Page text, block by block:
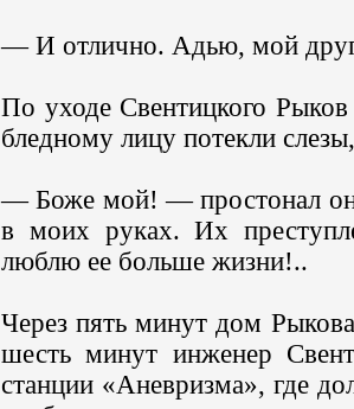
— И отлично. Адью, мой
По уходе Свентицкого Рыков
бледному лицу потекли
— Боже мой! — простонал
в моих руках. Их
люблю ее больше жизни!..
Через пять минут дом
шесть минут инженер
станции «Аневризма», где